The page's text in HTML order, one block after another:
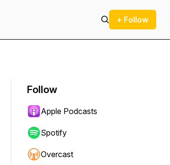
+ Follow
Follow
Apple Podcasts
Spotify
Overcast